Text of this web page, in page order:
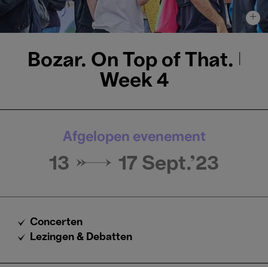
+
Bozar. On Top of That. |
Week 4
Afgelopen evenement
13 → 17 Sept.'23
Concerten
Lezingen & Debatten